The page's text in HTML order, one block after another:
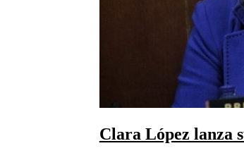
Clara López lanza